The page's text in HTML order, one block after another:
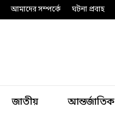
আমাদের সম্পর্কে ঘটনা প্রবাহ
জাতীয় আন্তর্জাতিক